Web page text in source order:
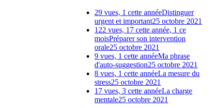
29 vues, 1 cette annéeDistinguer
urgent et important25 octobre 2021
122 vues, 17 cette année, 1 ce
moisPréparer son intervention
orale25 octobre 2021
9 vues, 1 cette annéeMa phrase
d'auto-suggestion25 octobre 2021
8 vues, 1 cette annéeLa mesure du
stress25 octobre 2021
17 vues, 3 cette annéeLa charge
mentale25 octobre 2021